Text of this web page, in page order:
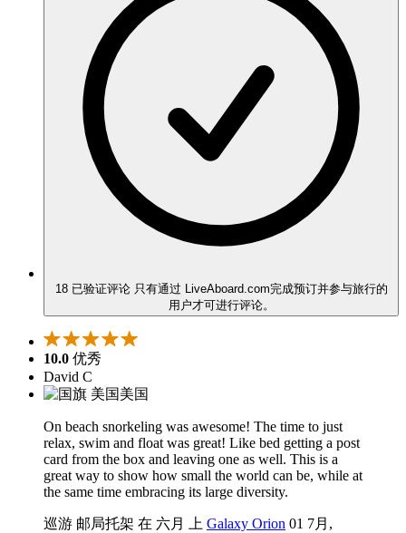
18 已验证评论 只有通过 LiveAboard.com完成预订并参与旅行的
用户才可进行评论。
10.0 优秀
David C
美国
On beach snorkeling was awesome! The time to just
relax, swim and float was great! Like bed getting a post
card from the box and leaving one as well. This is a
great way to show how small the world can be, while at
the same time embracing its large diversity.
巡游 邮局托架 在 六月 上 Galaxy Orion 01 7月,